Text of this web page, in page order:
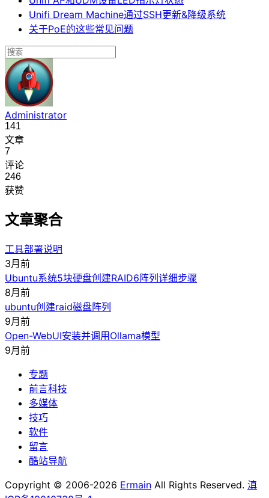
Unifi Dream Machine通过SSH更新&降级系统
关于PoE的这些常见问题
Administrator
141
文章
7
评论
246
获赞
文章聚合
工具部署说明
3月前
Ubuntu系统5块硬盘创建RAID6阵列详细步骤
8月前
ubuntu创建raid磁盘阵列
9月前
Open-WebUI安装并调用Ollama模型
9月前
专题
前言科技
多媒体
技巧
软件
留言
酷站导航
Copyright © 2006-2026 Ermain All Rights Reserved. 滇